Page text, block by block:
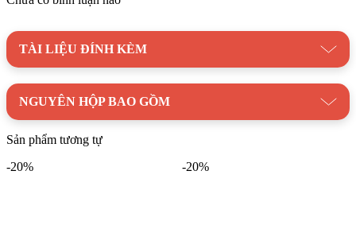
Hàng chính hãng:Kim Quốc Tiến cam kết cung cấp sản
phẩm chính hãng, có đầy đủ giấy tờ chứng nhận chất lượng.
giàu kinh nghiệm sẵn sàng hỗ trợ khách hàng trong quá trình
sử dụng sản phẩm.
TÀI LIỆU ĐÍNH KÈM
NGUYÊN HỘP BAO GỒM
Sản phẩm tương tự
-20%
-20%